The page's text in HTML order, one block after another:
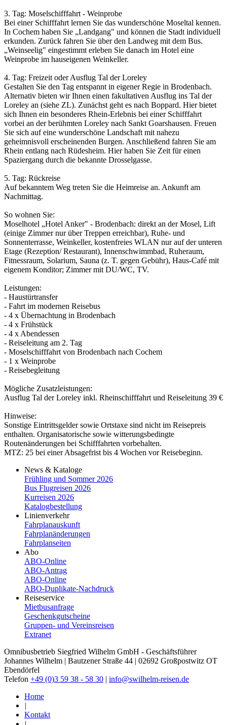
3. Tag: Moselschifffahrt - Weinprobe
Bei einer Schifffahrt lernen Sie das wunderschöne Moseltal kennen.
In Cochem haben Sie „Landgang" und können die Stadt individuell
erkunden. Zurück fahren Sie über den Landweg mit dem Bus.
„Weinseelig" eingestimmt erleben Sie danach im Hotel eine
Weinprobe im hauseigenen Weinkeller.
4. Tag: Freizeit oder Ausflug Tal der Loreley
Gestalten Sie den Tag entspannt in eigener Regie in Brodenbach.
Alternativ bieten wir Ihnen einen fakultativen Ausflug ins Tal der
Loreley an (siehe ZL). Zunächst geht es nach Boppard. Hier bietet
sich Ihnen ein besonderes Rhein-Erlebnis bei einer Schifffahrt
vorbei an der berühmten Loreley nach Sankt Goarshausen. Freuen
Sie sich auf eine wunderschöne Landschaft mit nahezu
geheimnisvoll erscheinenden Burgen. Anschließend fahren Sie am
Rhein entlang nach Rüdesheim. Hier haben Sie Zeit für einen
Spaziergang durch die bekannte Drosselgasse.
5. Tag: Rückreise
Auf bekanntem Weg treten Sie die Heimreise an. Ankunft am
Nachmittag.
So wohnen Sie:
Moselhotel „Hotel Anker" - Brodenbach: direkt an der Mosel, Lift
(einige Zimmer nur über Treppen erreichbar), Ruhe- und
Sonnenterrasse, Weinkeller, kostenfreies WLAN nur auf der unteren
Etage (Rezeption/­ Restaurant), Innenschwimmbad, Ruheraum,
Fitnessraum, Solarium, Sauna (z. T. gegen Gebühr), Haus-Café mit
eigenem Konditor; Zimmer mit DU/­WC, TV.
Leistungen:
- Haustürtransfer
- Fahrt im modernen Reisebus
- 4 x Übernachtung in Brodenbach
- 4 x Frühstück
- 4 x Abendessen
- Reiseleitung am 2. Tag
- Moselschifffahrt von Brodenbach nach Cochem
- 1 x Weinprobe
- Reisebegleitung
Mögliche Zusatzleistungen:
Ausflug Tal der Loreley inkl. Rheinschifffahrt und Reiseleitung 39 €
Hinweise:
Sonstige Eintrittsgelder sowie Ortstaxe sind nicht im Reisepreis
enthalten. Organisatorische sowie witterungsbedingte
Routenänderungen bei Schifffahrten vorbehalten.
MTZ: 25 bei einer Absagefrist bis 4 Wochen vor Reisebeginn.
News & Kataloge
Frühling und Sommer 2026
Bus Flugreisen 2026
Kurreisen 2026
Katalogbestellung
Linienverkehr
Fahrplanauskunft
Fahrplanänderungen
Fahrplanseiten
Abo
ABO-Online
ABO-​Antrag
ABO-​Online
ABO-​Duplikate-​Nachdruck
Reiseservice
Mietbusanfrage
Geschenkgutscheine
Gruppen- und Vereinsreisen
Extranet
Omnibusbetrieb Siegfried Wilhelm GmbH - Geschäftsführer
Johannes Wilhelm | Bautzener Straße 44 | 02692 Großpostwitz OT
Ebendörfel
Telefon +49 (0)3 59 38 - 58 30 | info@swilhelm-reisen.de
Home
|
Kontakt